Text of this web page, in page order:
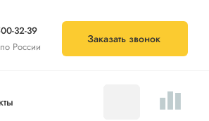
32-39
России
Заказать звонок